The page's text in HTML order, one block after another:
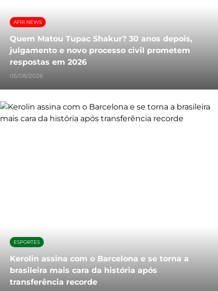
AFRI NEWS
Quem Matou Tupac Shakur? 30 anos depois,
julgamento e novo processo civil prometem
respostas em 2026
05/08/2026
ESPORTES
Kerolin assina com o Barcelona e se torna a
brasileira mais cara da história após
transferência recorde